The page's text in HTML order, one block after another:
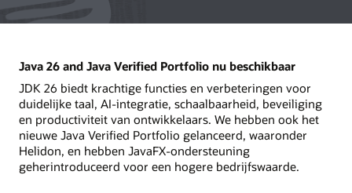
Java 26 and Java Verified Portfolio nu beschikbaar
JDK 26 biedt krachtige functies en verbeteringen voor
duidelijke taal, AI-integratie, schaalbaarheid, beveiliging
en productiviteit van ontwikkelaars. We hebben ook het
nieuwe Java Verified Portfolio gelanceerd, waaronder
Helidon, en hebben JavaFX-ondersteuning
geherintroduceerd voor een hogere bedrijfswaarde.